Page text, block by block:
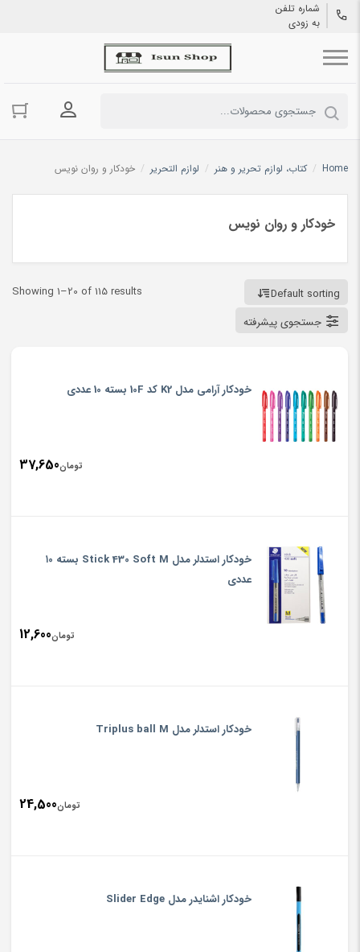
شماره تلفن
به زودی
ورود به
Home
/ کتاب، لوازم تحریر و هنر / لوازم التحریر / خودکار و روان نویس
خودکار و روان نویس
Showing 1–20 of 115 results
Default sorting
جستجوی پیشرفته
خودکار آرامی مدل K2 کد 10F بسته 10 عددی
تومان37,650
خودکار استدلر مدل Stick 430 Soft M بسته ۱0
عددی
تومان12,600
خودکار استدلر مدل Triplus ball M
تومان24,500
خودکار اشنایدر مدل Slider Edge